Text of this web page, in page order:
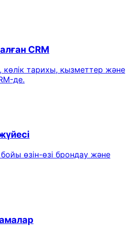
CRM
көлік тарихы, қызметтер және
де.
бойы өзін-өзі брондау және